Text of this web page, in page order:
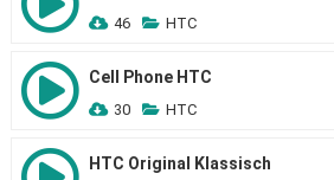
46 HTC
Cell Phone HTC
30 HTC
HTC Original Klassisch